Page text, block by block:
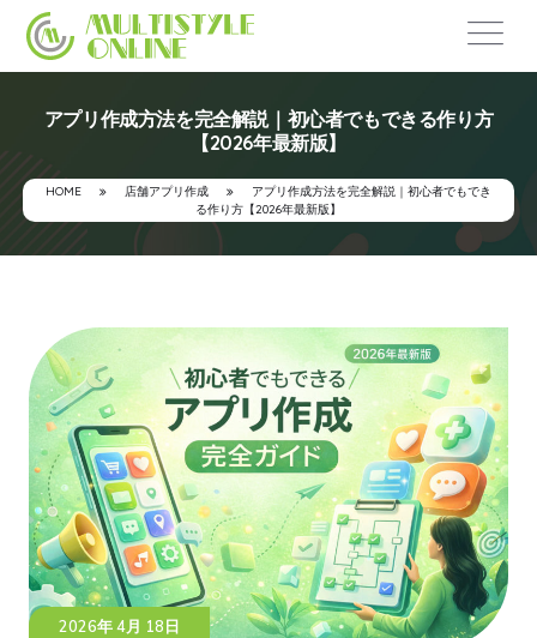
アプリ作成方法を完全解説｜初心者でもできる作り方
【2026年最新版】
HOME 店舗アプリ作成
アプリ作成方法を完全解説｜初心者でもでき
る作り方【2026年最新版】
2026年 4月 18日